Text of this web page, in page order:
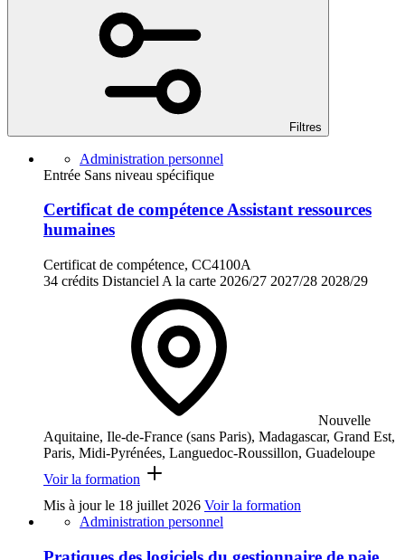
Filtres
Administration personnel
Entrée Sans niveau spécifique
Certificat de compétence Assistant ressources
humaines
Certificat de compétence, CC4100A
34 crédits Distanciel A la carte 2026/27 2027/28 2028/29
Nouvelle
Aquitaine, Ile-de-France (sans Paris), Madagascar, Grand Est,
Paris, Midi-Pyrénées, Languedoc-Roussillon, Guadeloupe
Voir la formation
Mis à jour le 18 juillet 2026 Voir la formation
Administration personnel